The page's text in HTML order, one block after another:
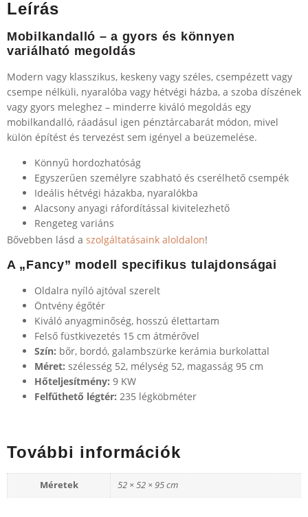
Leírás
Mobilkandalló – a gyors és könnyen
variálható megoldás
Modern vagy klasszikus, keskeny vagy széles, csempézett vagy
csempe nélküli, nyaralóba vagy hétvégi házba, a szoba díszének
vagy gyors meleghez – minderre kiváló megoldás egy
mobilkandalló, ráadásul igen pénztárcabarát módon, mivel
külön építést és tervezést sem igényel a beüzemelése.
Könnyű hordozhatóság
Egyszerűen személyre szabható és cserélhető csempék
Ideális hétvégi házakba, nyaralókba
Alacsony anyagi ráfordítással kivitelezhető
Rengeteg variáns
Bővebben lásd a szolgáltatásaink aloldalon!
A „Fancy” modell specifikus tulajdonságai
Oldalra nyíló ajtóval szerelt
Öntvény égőtér
Kiváló anyagminőség, hosszú élettartam
Felső füstkivezetés 15 cm átmérővel
Szín: bőr, bordó, galambszürke kerámia burkolattal
Méret: szélesség 52, mélység 52, magasság 95 cm
Hőteljesítmény: 9 KW
Felfűthető légtér: 235 légköbméter
További információk
Méretek 52 × 52 × 95 cm